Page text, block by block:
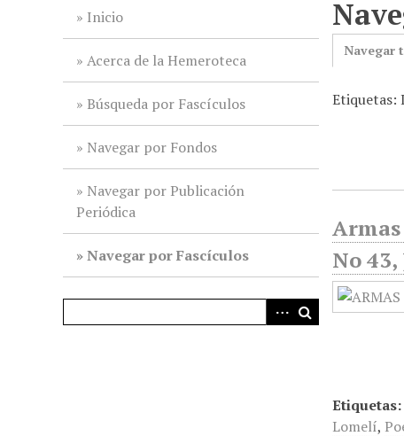
Inicio
Acerca de la Hemeroteca
Búsqueda por Fascículos
Navegar por Fondos
Navegar por Publicación
Periódica
Navegar por Fascículos
Navegar
Etiquetas:
No
Etiquetas:
Lomelí,